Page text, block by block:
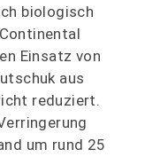
biologisch
Einsatz von
aus
reduziert.
um rund 25